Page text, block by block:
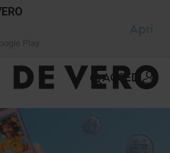
Apri
ACCEDI